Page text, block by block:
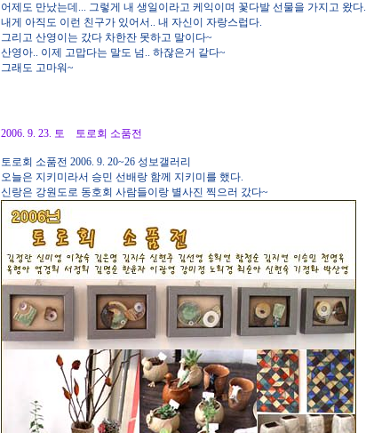
어제도 만났는데... 그렇게 내 생일이라고 케익이며 꽃다발 선물을 가지고 왔다.
내게 아직도 이런 친구가 있어서.. 내 자신이 자랑스럽다.
그리고 산영이는 갔다 차한잔 못하고 말이다~
산영아.. 이제 고맙다는 말도 넘.. 하잖은거 같다~
그래도 고마워~
2006. 9. 23. 토 토로회 소품전
토로회 소품전 2006. 9. 20~26 성보갤러리
오늘은 지키미라서 승민 선배랑 함께 지키미를 했다.
신랑은 강원도로 동호회 사람들이랑 별사진 찍으러 갔다~